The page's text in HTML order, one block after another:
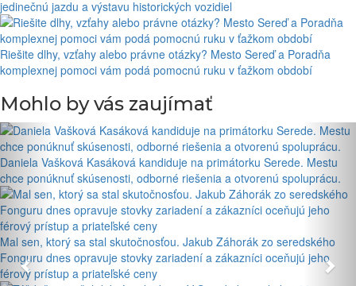
jedinečnú jazdu a výstavu historických vozidiel
Riešite dlhy, vzťahy alebo právne otázky? Mesto Sereď a Poradňa
komplexnej pomoci vám podá pomocnú ruku v ťažkom období
Mohlo by vás zaujímať
Daniela Vašková Kasáková kandiduje na primátorku Serede. Mestu
chce ponúknuť skúsenosti, odborné riešenia a otvorenú spoluprácu.
Mal sen, ktorý sa stal skutočnosťou. Jakub Záhorák zo seredského
Fonguru dnes opravuje stovky zariadení a zákazníci oceňujú jeho
férový prístup a priateľské ceny